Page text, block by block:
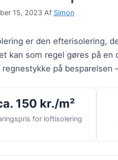
15, 2023 Af Simon
er den efterisolering,
kan som regel gøres på
regnestykke på
150 kr./m²
for loftisolering